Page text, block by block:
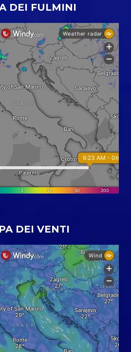
DEI FULMINI
DEI VENTI